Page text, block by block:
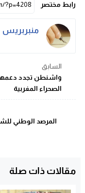
رابط مختصر
منبربريس
السابق
واشنطن تجدد
الصحراء المغربية
المرصد الوطني
مقالات ذات صلة